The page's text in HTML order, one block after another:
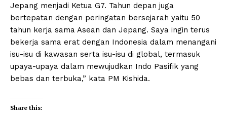
Jepang menjadi Ketua G7. Tahun depan juga
bertepatan dengan peringatan bersejarah yaitu 50
tahun kerja sama Asean dan Jepang. Saya ingin terus
bekerja sama erat dengan Indonesia dalam menangani
isu-isu di kawasan serta isu-isu di global, termasuk
upaya-upaya dalam mewujudkan Indo Pasifik yang
bebas dan terbuka,” kata PM Kishida.
Share this: